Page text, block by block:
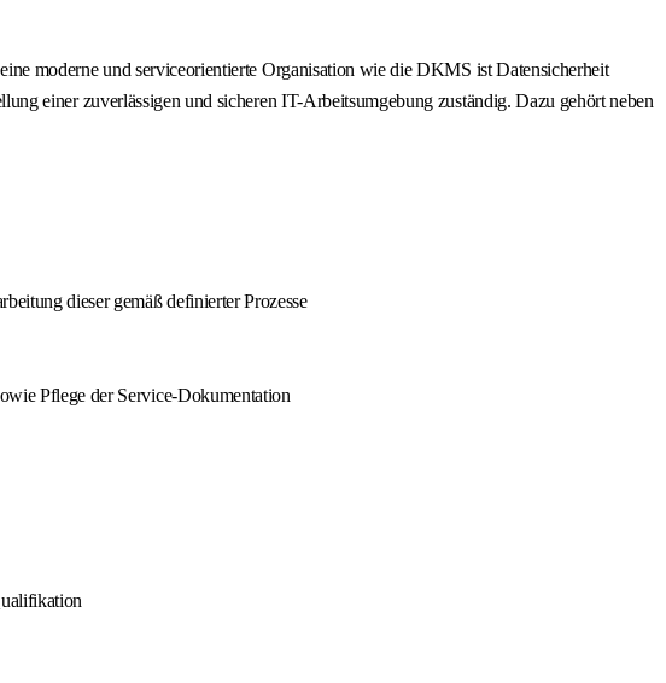
moderne und serviceorientierte Organisation wie die DKMS ist Datensicherheit
einer zuverlässigen und sicheren IT-Arbeitsumgebung zuständig. Dazu gehört neben
dieser gemäß definierter Prozesse
Pflege der Service-Dokumentation